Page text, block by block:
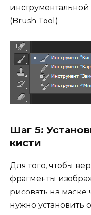
инструментальной
(Brush Tool)
Шаг 5:
кисти
Для того, чтобы
фрагменты
рисовать на маске
нужно установить